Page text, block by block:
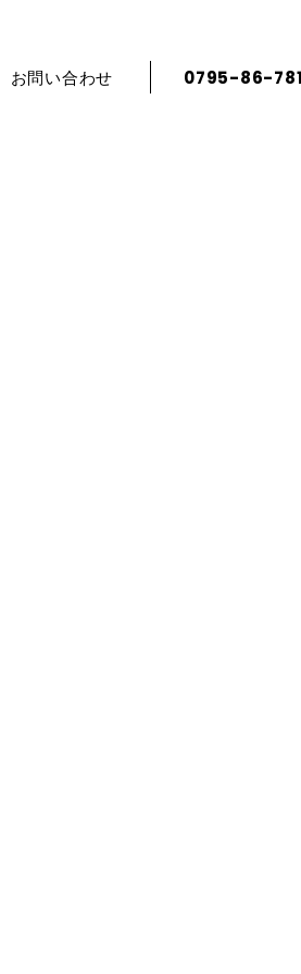
お問い合わせ 0795-86-